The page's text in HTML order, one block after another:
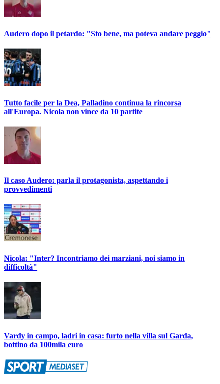
Audero dopo il petardo: "Sto bene, ma poteva andare peggio"
Tutto facile per la Dea, Palladino continua la rincorsa
all'Europa. Nicola non vince da 10 partite
Il caso Audero: parla il protagonista, aspettando i
provvedimenti
Nicola: "Inter? Incontriamo dei marziani, noi siamo in
difficoltà"
Vardy in campo, ladri in casa: furto nella villa sul Garda,
bottino da 100mila euro